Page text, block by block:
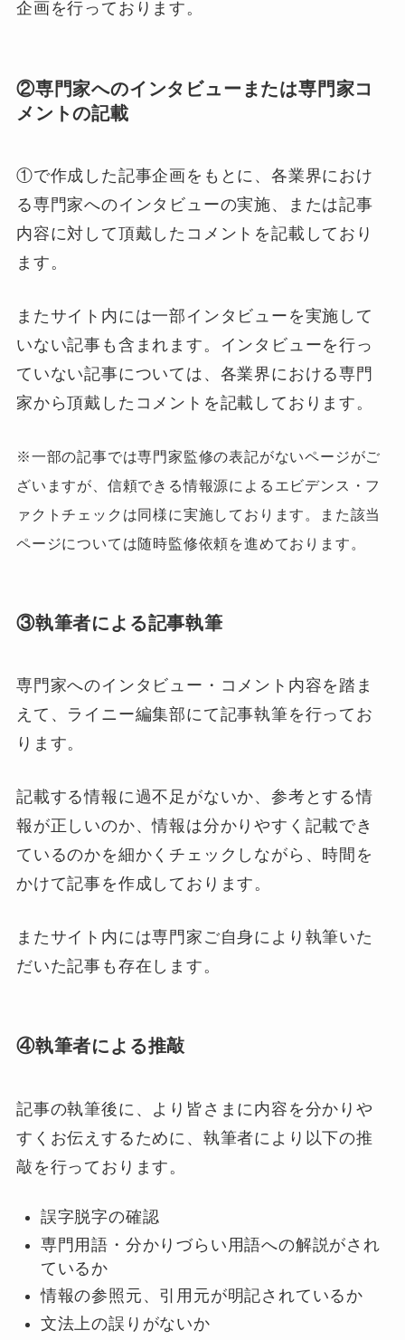
企画を行っております。
②専門家へのインタビューまたは専門家コ
メントの記載
①で作成した記事企画をもとに、各業界におけ
る専門家へのインタビューの実施、または記事
内容に対して頂戴したコメントを記載しており
ます。
またサイト内には一部インタビューを実施して
いない記事も含まれます。インタビューを行っ
ていない記事については、各業界における専門
家から頂戴したコメントを記載しております。
※一部の記事では専門家監修の表記がないページがご
ざいますが、信頼できる情報源によるエビデンス・フ
ァクトチェックは同様に実施しております。また該当
ページについては随時監修依頼を進めております。
③執筆者による記事執筆
専門家へのインタビュー・コメント内容を踏ま
えて、ライニー編集部にて記事執筆を行ってお
ります。
記載する情報に過不足がないか、参考とする情
報が正しいのか、情報は分かりやすく記載でき
ているのかを細かくチェックしながら、時間を
かけて記事を作成しております。
またサイト内には専門家ご自身により執筆いた
だいた記事も存在します。
④執筆者による推敲
記事の執筆後に、より皆さまに内容を分かりや
すくお伝えするために、執筆者により以下の推
敲を行っております。
誤字脱字の確認
専門用語・分かりづらい用語への解説がされ
ているか
情報の参照元、引用元が明記されているか
文法上の誤りがないか